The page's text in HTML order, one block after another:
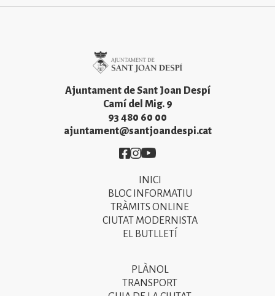
Ajuntament de Sant Joan Despí
Camí del Mig. 9
93 480 60 00
ajuntament@santjoandespi.cat
Imatge
Imatge
Imatge
INICI
BLOC INFORMATIU
TRÀMITS ONLINE
CIUTAT MODERNISTA
EL BUTLLETÍ
PLÀNOL
TRANSPORT